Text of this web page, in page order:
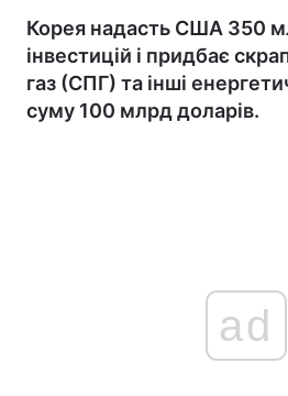
Корея надасть США 350
інвестицій і придбає
газ (СПГ) та інші
суму 100 млрд доларів.
ad